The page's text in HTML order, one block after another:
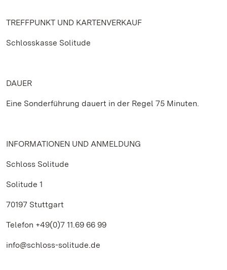
TREFFPUNKT UND KARTENVERKAUF
Schlosskasse Solitude
DAUER
Eine Sonderführung dauert in der Regel 75 Minuten.
INFORMATIONEN UND ANMELDUNG
Schloss Solitude
Solitude 1
70197 Stuttgart
Telefon +49(0)7 11.69 66 99
info@schloss-solitude.de